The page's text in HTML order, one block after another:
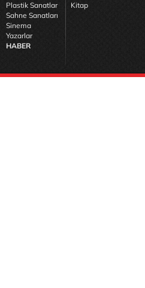
Plastik Sanatlar
Sahne Sanatları
Sinema
Yazarlar
HABER
Kitap